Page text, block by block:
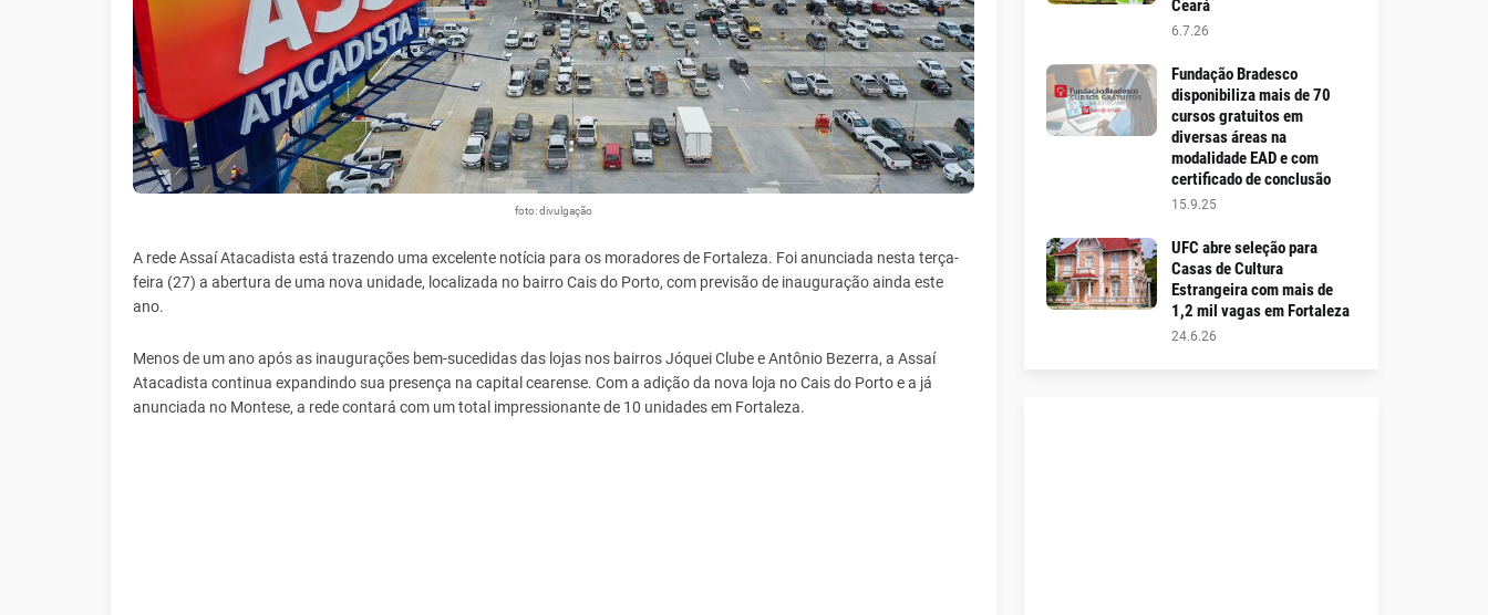
foto: divulgação
A rede Assaí Atacadista está trazendo uma excelente notícia para os moradores de Fortaleza. Foi anunciada nesta terça-
feira (27) a abertura de uma nova unidade, localizada no bairro Cais do Porto, com previsão de inauguração ainda este
ano.
Menos de um ano após as inaugurações bem-sucedidas das lojas nos bairros Jóquei Clube e Antônio Bezerra, a Assaí
Atacadista continua expandindo sua presença na capital cearense. Com a adição da nova loja no Cais do Porto e a já
anunciada no Montese, a rede contará com um total impressionante de 10 unidades em Fortaleza.
Ceará
6.7.26
Fundação Bradesco
disponibiliza mais de 70
cursos gratuitos em
diversas áreas na
modalidade EAD e com
certificado de conclusão
15.9.25
UFC abre seleção para
Casas de Cultura
Estrangeira com mais de
1,2 mil vagas em Fortaleza
24.6.26